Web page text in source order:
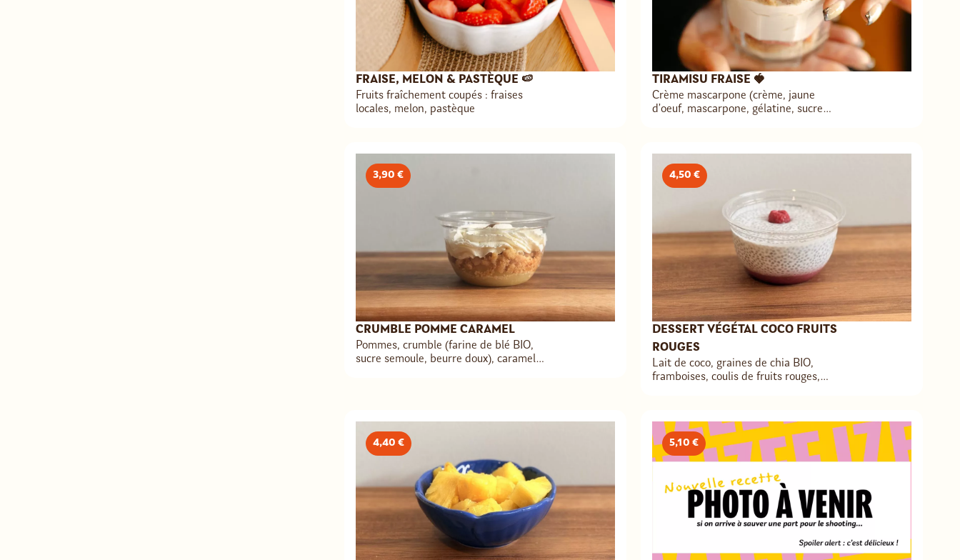
FRAISE, MELON & PASTÈQUE 🍉
Fruits fraîchement coupés : fraises
locales, melon, pastèque
TIRAMISU FRAISE 🍓
Crème mascarpone (crème, jaune
d’oeuf, mascarpone, gélatine, sucre
speculoos
3,90 €
CRUMBLE POMME CARAMEL
Pommes, crumble (farine de blé BIO,
sucre semoule, beurre doux), caramel,
4,50 €
DESSERT VÉGÉTAL COCO FRUITS
ROUGES
Lait de coco, graines de chia BIO,
framboises, coulis de fruits rouges,
4,40 € 5,10 €